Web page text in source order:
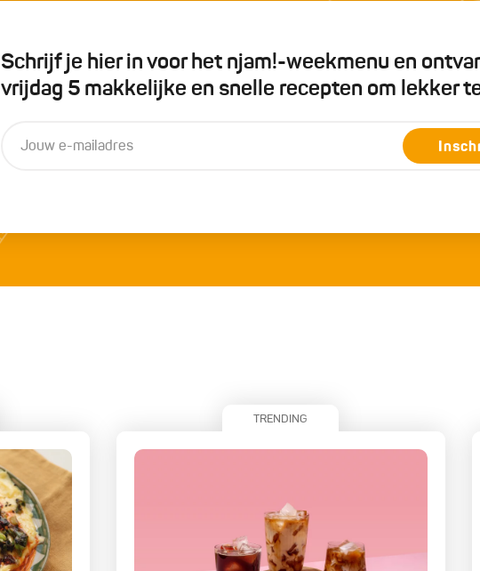
Schrijf je hier in voor het njam!-weekmenu en
vrijdag 5 makkelijke en snelle recepten om lekker
TRENDING